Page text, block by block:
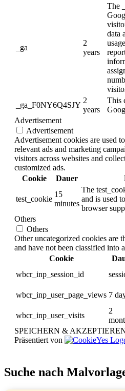
_ga
2
years
The
data
_ga_F0NY6Q4SJY
2
years
This
Advertisement
Advertisement
Advertisement cookies are used
relevant ads and marketing
visitors across websites and
customized ads.
Cookie
Dauer
test_cookie
15
minutes
The
and is used
browser
Others
Others
Other uncategorized cookies are
and have not been classified into
Cookie
wbcr_inp_session_id
wbcr_inp_user_page_views 7
wbcr_inp_user_visits
2
SPEICHERN &
Präsentiert von
Suche nach